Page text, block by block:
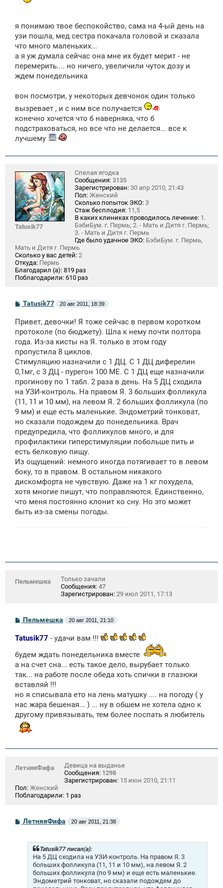
я понимаю твое беспокойство, сама на 4-ый день на
узи пошла, мед сестра покачала головой и сказала
что много маленьких...
а я уж думала сейчас она мне их будет мерит - не
перемерить.... но ничего, увеличили чуток дозу и
ждем понедельника
вон посмотри, у некоторых девчонок один только
вызревает , и с ним все получается
конечно хочется что б наверняка, что б
подстраховаться, но все что не делается... все к
лучшему
Tatusik77
Спелая ягодка
Сообщения: 3135
Зарегистрирован: 30 апр 2010, 21:43
Пол: Женский
Сколько попыток ЭКО: 3
Стаж бесплодия: 11,5
В каких клиниках проводилось лечение: 1.
БэбиБум. г. Пермь; 2. - Мать и Дитя г. Пермь;
3. - Мать и Дитя г. Пермь
Где было удачное ЭКО: БэбиБум. г. Пермь,
Мать и Дитя г. Пермь
Сколько у вас детей: 2
Откуда: Пермь
Благодарил (а): 819 раз
Поблагодарили: 610 раз
С
б
щ
е
н
и
Tatusik77 20 авг 2011, 18:39
Привет, девочки! Я тоже сейчас в первом коротком
протоколе (по бюджету). Шла к нему почти полтора
года. Из-за кисты на Я. только в этом году
пропустила 8 циклов.
Стимуляцию назначили с 1 ДЦ. С 1 ДЦ диферелин
0,1мг, с 3 ДЦ - пурегон 100 МЕ. С 1 ДЦ еще назначили
прогинову по 1 табл. 2 раза в день. На 5 ДЦ сходила
на УЗИ-контроль. На правом Я. 3 больших фолликула
(11, 11 и 10 мм), на левом Я. 2 больших фолликула (по
9 мм) и еще есть маленькие. Эндометрий тонковат,
но сказали подождем до понедельника. Врач
предупредила, что фолликулов много, и для
профилактики гиперстимуляции побольше пить и
есть белковую пищу.
Из ощущений: немного иногда потягивает то в левом
боку, то в правом. В остальном никакого
дискомфорта не чувствую. Даже на 1 кг похудела,
хотя многие пишут, что поправляются. Единственно,
что меня постоянно клонит ко сну. Но это может
быть из-за смены погоды.
Пельмешка
Только зачали
Сообщения: 47
Зарегистрирован: 29 июл 2011, 17:13
С
б
е
и
е
Пельмешка 20 авг 2011, 21:10
Tatusik77 - удачи вам !!!
будем ждать понедельника вместе
а на счет сна... есть такое дело, вырубает только
так... на работе после обеда хоть спички в глазюки
вставляй !!!
но я списывала ето на лень матушку .... на погоду ( у
нас жара бешеная... ) ... ну в обшем не хотела одно к
другому привязывать, тем более поспать я любитель
ЛетняяФифа
Девица на выданье
Сообщения: 1298
Зарегистрирован: 15 июн 2010, 21:11
Пол: Женский
Поблагодарили: 1 раз
С
ЛетняяФифа 20 авг 2011, 21:38
Tatusik77 писал(а):
На 5 ДЦ сходила на УЗИ-контроль. На правом Я. 3
больших фолликула (11, 11 и 10 мм), на левом Я. 2
больших фолликула (по 9 мм) и еще есть маленькие.
Эндометрий тонковат, но сказали подождем до